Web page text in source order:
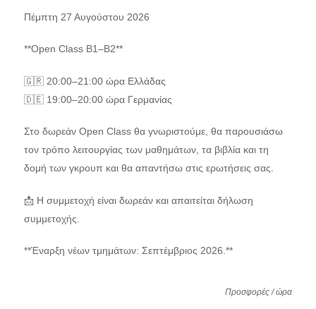
Πέμπτη 27 Αυγούστου 2026
**Open Class Β1–Β2**
🇬🇷 20:00–21:00 ώρα Ελλάδας
🇩🇪 19:00–20:00 ώρα Γερμανίας
Στο δωρεάν Open Class θα γνωριστούμε, θα παρουσιάσω
τον τρόπο λειτουργίας των μαθημάτων, τα βιβλία και τη
δομή των γκρουπ και θα απαντήσω στις ερωτήσεις σας.
📩 Η συμμετοχή είναι δωρεάν και απαιτείται δήλωση
συμμετοχής.
**Έναρξη νέων τμημάτων: Σεπτέμβριος 2026.**
Προσφορές / ώρα